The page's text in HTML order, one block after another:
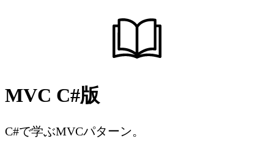
MVC C#版
C#で学ぶMVCパターン。